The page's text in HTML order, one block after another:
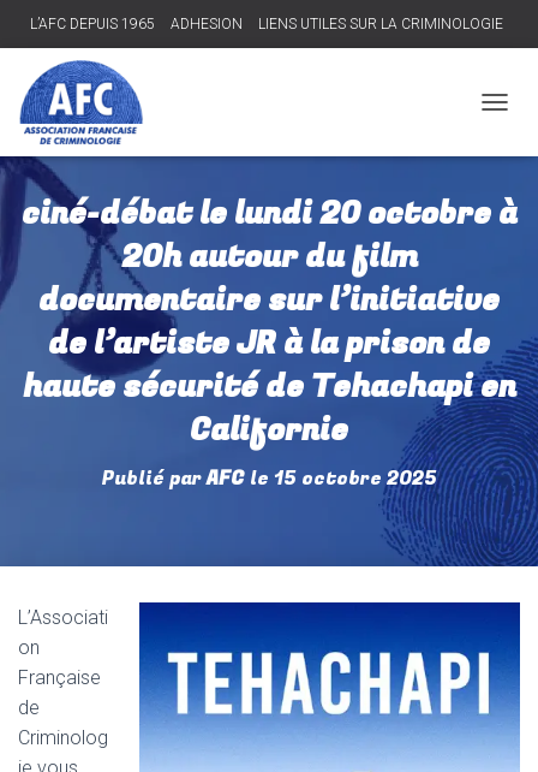
L’AFC DEPUIS 1965 ADHESION LIENS UTILES SUR LA CRIMINOLOGIE
A
V
I
G
A
T
I
O
N
ciné-débat le lundi 20 octobre à
20h autour du film
documentaire sur l’initiative
de l’artiste JR à la prison de
haute sécurité de Tehachapi en
Californie
Publié parAFCle 15 octobre 2025
L’Associati
on
Française
de
Criminolog